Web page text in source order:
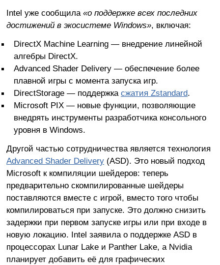
Intel уже сообщила «о поддержке всех последних
достижений в экосистеме Windows», включая:
DirectX Machine Learning — внедрение линейной
алгебры DirectX.
Advanced Shader Delivery — обеспечение более
плавной игры с момента запуска игр.
DirectStorage — поддержка сжатия Zstandard.
Microsoft PIX — новые функции, позволяющие
внедрять инструменты разработчика консольного
уровня в Windows.
Другой частью сотрудничества является технология
Advanced Shader Delivery(ASD). Это новый подход
Microsoft к компиляции шейдеров: теперь
предварительно скомпилированные шейдеры
поставляются вместе с игрой, вместо того чтобы
компилироваться при запуске. Это должно снизить
задержки при первом запуске игры или при входе в
новую локацию. Intel заявила о поддержке ASD в
процессорах Lunar Lake и Panther Lake, а Nvidia
планирует добавить её для графических